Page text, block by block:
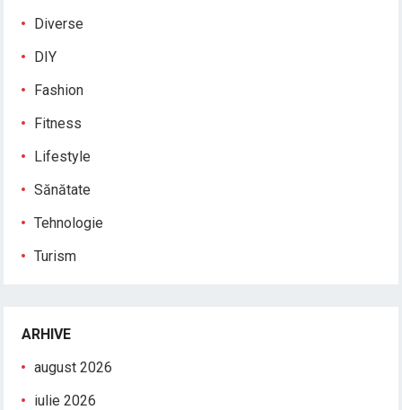
Diverse
DIY
Fashion
Fitness
Lifestyle
Sănătate
Tehnologie
Turism
ARHIVE
august 2026
iulie 2026